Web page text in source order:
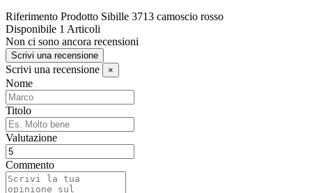
Riferimento Prodotto Sibille 3713 camoscio rosso
Disponibile 1 Articoli
Non ci sono ancora recensioni
Scrivi una recensione
Scrivi una recensione ×
Nome
Titolo
Valutazione
Commento